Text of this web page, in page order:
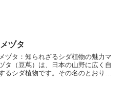
ヅタ
ヅタ：知られざるシダ植物の魅力マ
タ（豆蔦）は、日本の山野に広く自
るシダ植物です。その名のとおり、